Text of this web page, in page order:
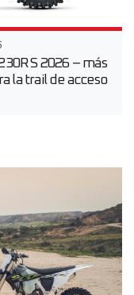
S 2026 – más
la trail de acceso